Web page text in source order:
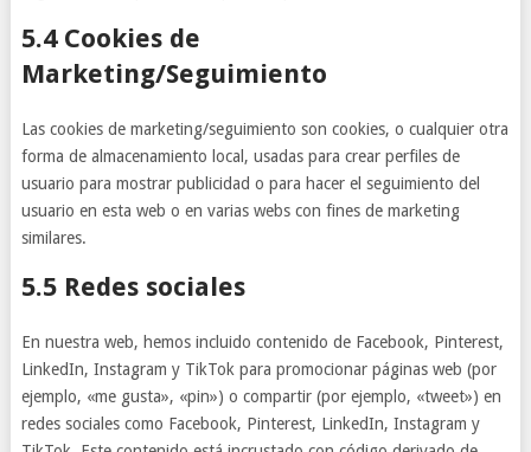
5.4 Cookies de
Marketing/Seguimiento
Las cookies de marketing/seguimiento son cookies, o cualquier otra
forma de almacenamiento local, usadas para crear perfiles de
usuario para mostrar publicidad o para hacer el seguimiento del
usuario en esta web o en varias webs con fines de marketing
similares.
5.5 Redes sociales
En nuestra web, hemos incluido contenido de Facebook, Pinterest,
LinkedIn, Instagram y TikTok para promocionar páginas web (por
ejemplo, «me gusta», «pin») o compartir (por ejemplo, «tweet») en
redes sociales como Facebook, Pinterest, LinkedIn, Instagram y